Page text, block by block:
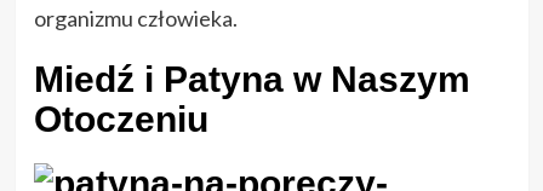
organizmu człowieka.
Miedź i Patyna w Naszym
Otoczeniu